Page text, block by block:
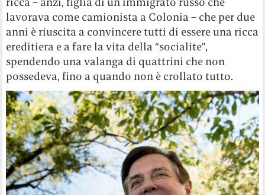
lavorava come camionista a Colonia – che per due
anni è riuscita a convincere tutti di essere una ricca
ereditiera e a fare la vita della “socialite”,
spendendo una valanga di quattrini che non
possedeva, fino a quando non è crollato tutto.